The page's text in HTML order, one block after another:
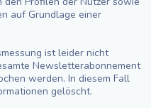
auf Grundlage einer
ist leider nicht
Newsletterabonnement
werden. In diesem Fall
gelöscht.